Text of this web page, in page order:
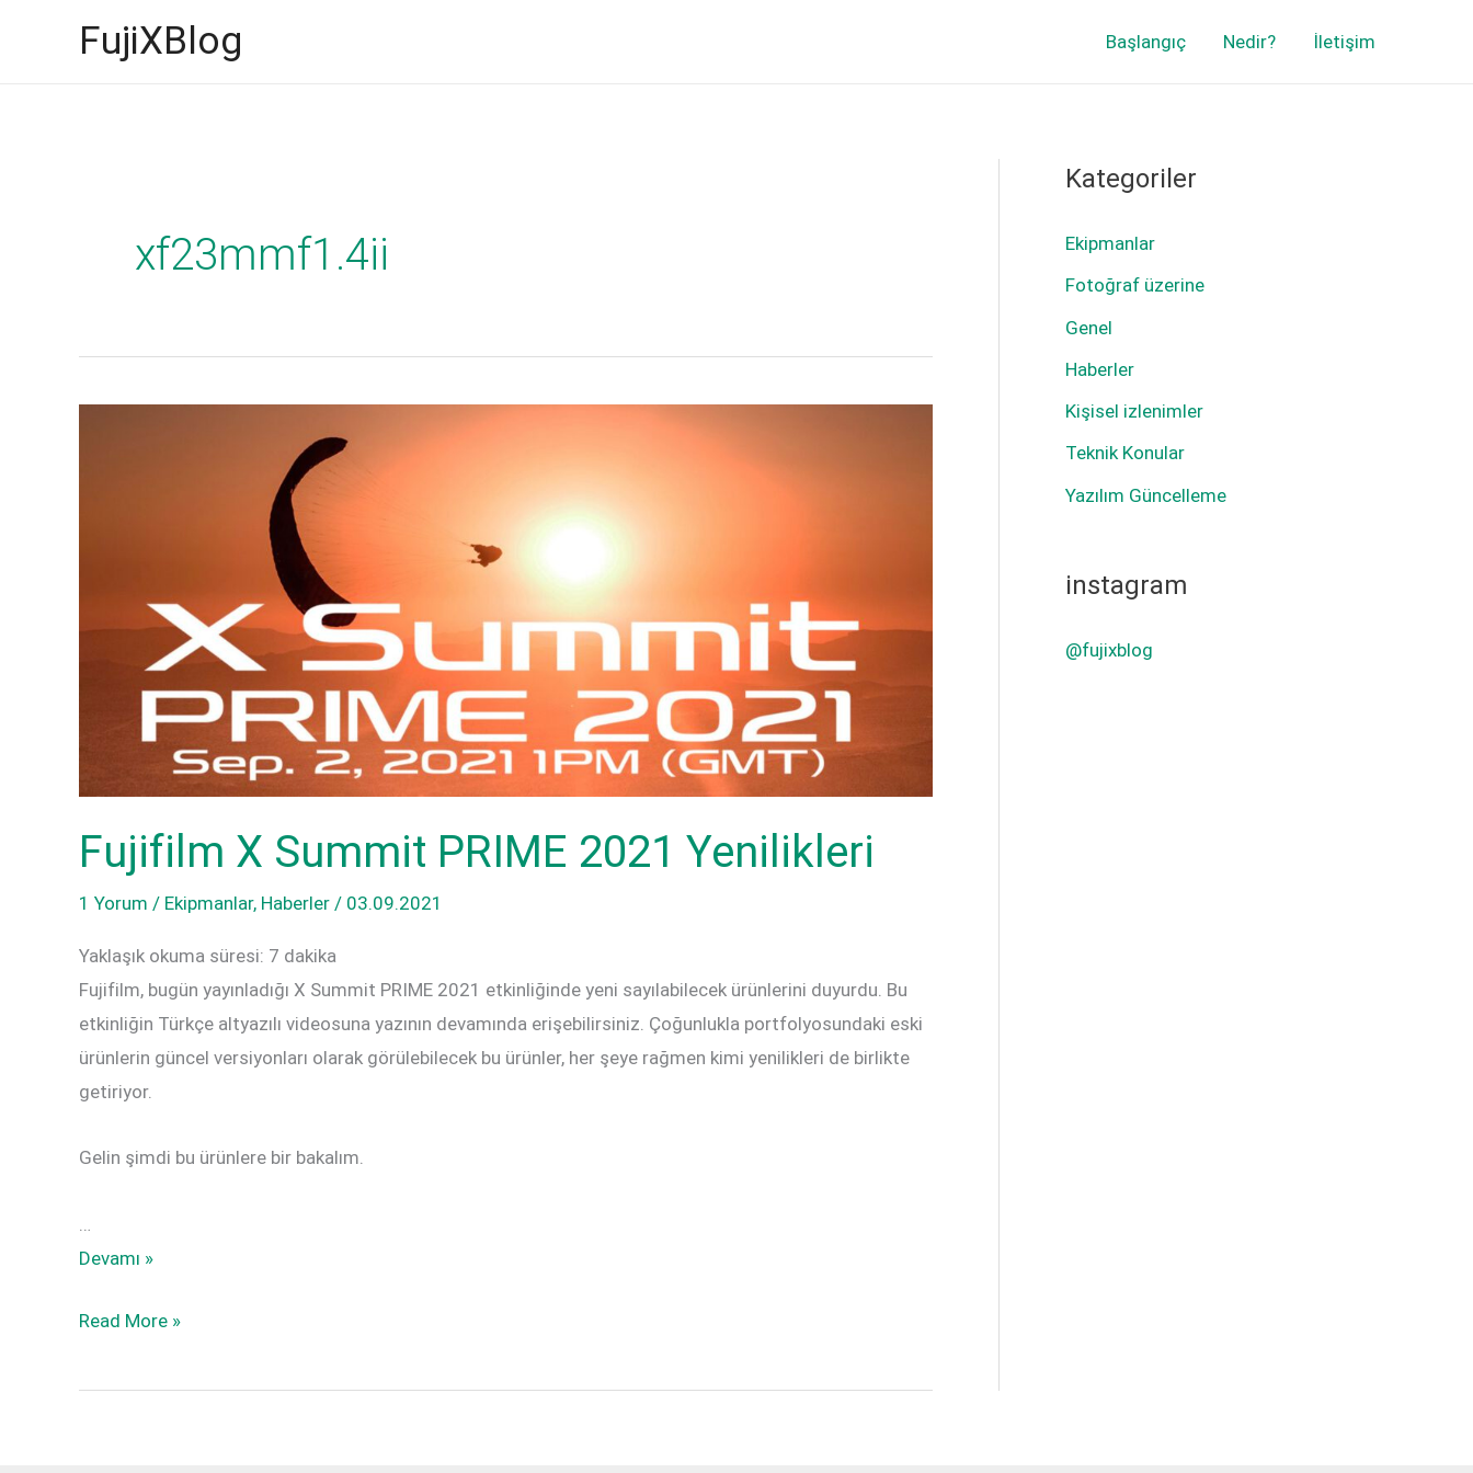
FujiXBlog Başlangıç Nedir? İletişim
xf23mmf1.4ii
Fujifilm X Summit PRIME 2021 Yenilikleri
1 Yorum / Ekipmanlar, Haberler / 03.09.2021
Yaklaşık okuma süresi: 7 dakika
Fujifilm, bugün yayınladığı X Summit PRIME 2021 etkinliğinde yeni sayılabilecek ürünlerini duyurdu. Bu
etkinliğin Türkçe altyazılı videosuna yazının devamında erişebilirsiniz. Çoğunlukla portfolyosundaki eski
ürünlerin güncel versiyonları olarak görülebilecek bu ürünler, her şeye rağmen kimi yenilikleri de birlikte
getiriyor.
Gelin şimdi bu ürünlere bir bakalım.
…
Fujifilm
Summit
2021
Devamı »
Fujifilm
Summit
Read More »
Kategoriler
Ekipmanlar
Fotoğraf üzerine
Genel
Haberler
Kişisel izlenimler
Teknik Konular
Yazılım Güncelleme
instagram
@fujixblog